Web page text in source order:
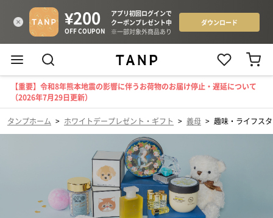
【重要】令和8年熊本地震の影響に伴うお荷物のお届け停止・遅延について
（2026年7月29日更新）
タンプホーム > ホワイトデープレゼント・ギフト > 義母 > 趣味・ライフス